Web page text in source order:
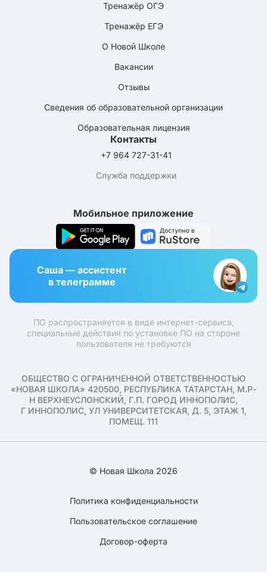
Тренажёр ОГЭ
Тренажёр ЕГЭ
О Новой Школе
Вакансии
Отзывы
Сведения об образовательной организации
Образовательная лицензия
Контакты
+7 964 727-31-41
Служба поддержки
Мобильное приложение
Саша — ассистент
в телеграмме
ПО распространяется в виде интернет-сервиса,
специальные действия по установке ПО на стороне
пользователя не требуются
ОБЩЕСТВО С ОГРАНИЧЕННОЙ ОТВЕТСТВЕННОСТЬЮ
«НОВАЯ ШКОЛА» 420500, РЕСПУБЛИКА ТАТАРСТАН, М.Р-
Н ВЕРХНЕУСЛОНСКИЙ, Г.П. ГОРОД ИННОПОЛИС,
Г ИННОПОЛИС, УЛ УНИВЕРСИТЕТСКАЯ, Д. 5, ЭТАЖ 1,
ПОМЕЩ. 111
© Новая Школа 2026
Политика конфиденциальности
Пользовательское соглашение
Договор-оферта